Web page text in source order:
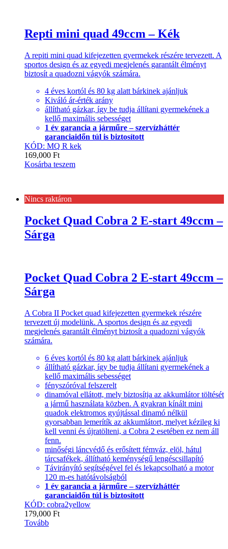
Repti mini quad 49ccm – Kék
A repiti mini quad kifejezetten gyermekek részére tervezett. A
sportos design és az egyedi megjelenés garantált élményt
biztosít a quadozni vágyók számára.
4 éves kortól és 80 kg alatt bárkinek ajánljuk
Kiváló ár-érték arány
állítható gázkar, így be tudja állítani gyermekének a
kellő maximális sebességet
1 év garancia a járműre – szervízháttér
garanciaidőn túl is biztosított
KÓD: MQ R kek
169,000 Ft
Kosárba teszem
Nincs raktáron
Pocket Quad Cobra 2 E-start 49ccm –
Sárga
Pocket Quad Cobra 2 E-start 49ccm –
Sárga
A Cobra II Pocket quad kifejezetten gyermekek részére
tervezett új modelünk. A sportos design és az egyedi
megjelenés garantált élményt biztosít a quadozni vágyók
számára.
6 éves kortól és 80 kg alatt bárkinek ajánljuk
állítható gázkar, így be tudja állítani gyermekének a
kellő maximális sebességet
fényszóróval felszerelt
dinamóval ellátott, mely biztosítja az akkumlátor töltését
a jármű használata közben. A gyakran kínált mini
quadok elektromos gyújtással dinamó nélkül
gyorsabban lemerítík az akkumlátort, melyet kézileg ki
kell venni és újratölteni, a Cobra 2 esetében ez nem áll
fenn.
minőségi láncvédő és erősített fémváz, elöl, hátul
tárcsafékek, állítható keménységű lengéscsillapító
Távirányító segítségével fel és lekapcsolható a motor
120 m-es hatótávolságból
1 év garancia a járműre – szervízháttér
garanciaidőn túl is biztosított
KÓD: cobra2yellow
179,000 Ft
Tovább